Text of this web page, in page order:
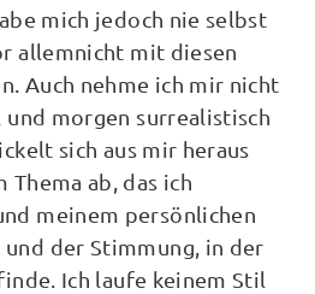
mich jedoch nie selbst
allemnicht mit diesen
Auch nehme ich mir nicht
morgen surrealistisch
sich aus mir heraus
Thema ab, das ich
meinem persönlichen
und der Stimmung, in der
Ich laufe keinem Stil